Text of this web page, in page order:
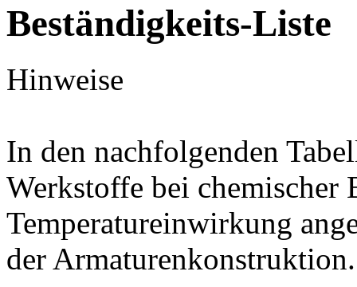
Beständigkeits-Liste
Hinweise
In den nachfolgenden
Werkstoffe bei chemischer
Temperatureinwirkung
der Armaturenkonstruktion.